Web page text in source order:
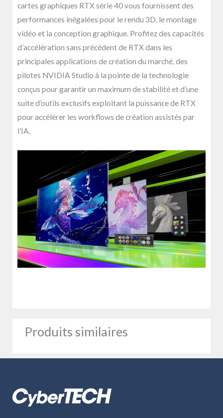
cartes graphiques RTX série 40 vous fournissent des
performances inégalées pour le rendu 3D, le montage
vidéo et la conception graphique. Profitez des capacités
d’accélération sans précédent de RTX dans les
principales applications de création du marché, des
pilotes NVIDIA Studio à la pointe de la technologie
conçus pour garantir un maximum de stabilité et d’une
suite d’outils exclusifs exploitant la puissance de RTX
pour accélérer les workflows de création assistés par
l’IA.
Produits similaires